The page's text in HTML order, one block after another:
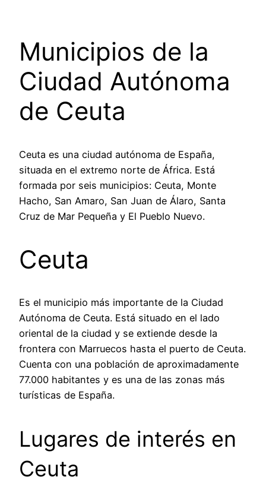
Municipios de la
Ciudad Autónoma
de Ceuta
Ceuta es una ciudad autónoma de España,
situada en el extremo norte de África. Está
formada por seis municipios: Ceuta, Monte
Hacho, San Amaro, San Juan de Álaro, Santa
Cruz de Mar Pequeña y El Pueblo Nuevo.
Ceuta
Es el municipio más importante de la Ciudad
Autónoma de Ceuta. Está situado en el lado
oriental de la ciudad y se extiende desde la
frontera con Marruecos hasta el puerto de Ceuta.
Cuenta con una población de aproximadamente
77.000 habitantes y es una de las zonas más
turísticas de España.
Lugares de interés en
Ceuta